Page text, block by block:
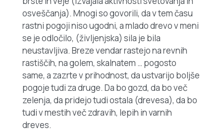
osveščanja). Mnogi so govorili, da v tem času
rastni pogoji niso ugodni, a mlado drevo v meni
se je odločilo, (življenjska) sila je bila
neustavljiva. Breze vendar rastejo na revnih
rastiščih, na golem, skalnatem … pogosto
same, a zazrte v prihodnost, da ustvarijo boljše
pogoje tudi za druge. Da bo gozd, da bo več
zelenja, da pridejo tudi ostala (drevesa), da bo
tudi v mestih več zdravih, lepih in varnih
dreves.